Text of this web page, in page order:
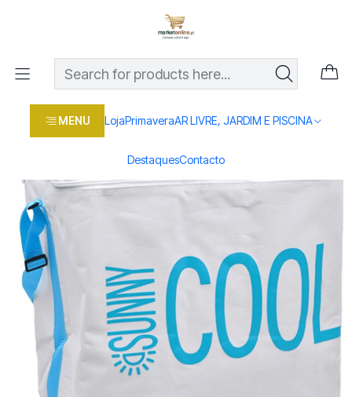
MENU LojaPrimaveraAR LIVRE, JARDIM E PISCINA
DestaquesContacto
Os melhores preços em produtos para casa, jardim e bricolage
Loja Casa e conforto
AR LIVRE, JARDIM E PISCINA
SACO TERMICO 39X26,5X36